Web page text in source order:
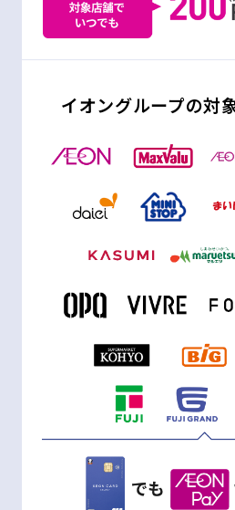
イオングループの対